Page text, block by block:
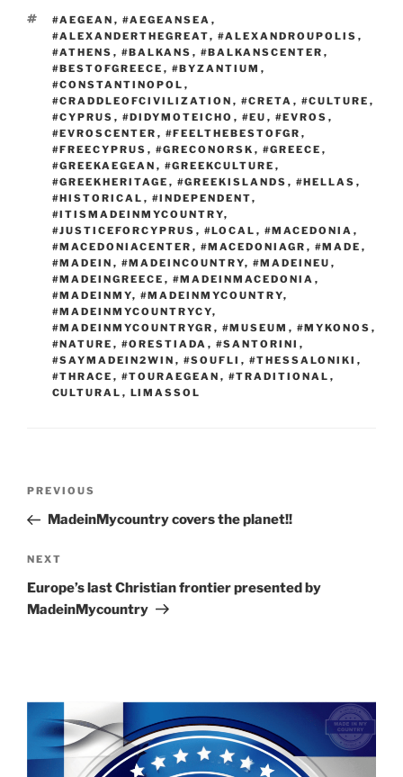
TAGS
#AEGEAN , #AEGEANSEA ,
#ALEXANDERTHEGREAT, #ALEXANDROUPOLIS ,
#ATHENS , #BALKANS , #BALKANSCENTER ,
#BESTOFGREECE , #BYZANTIUM ,
#CONSTANTINOPOL ,
#CRADDLEOFCIVILIZATION , #CRETA , #CULTURE ,
#CYPRUS , #DIDYMOTEICHO , #EU , #EVROS ,
#EVROSCENTER , #FEELTHEBESTOFGR ,
#FREECYPRUS , #GRECONORSK , #GREECE ,
#GREEKAEGEAN , #GREEKCULTURE ,
#GREEKHERITAGE , #GREEKISLANDS , #HELLAS ,
#HISTORICAL , #INDEPENDENT,
#ITISMADEINMYCOUNTRY,
#JUSTICEFORCYPRUS , #LOCAL , #MACEDONIA ,
#MACEDONIACENTER , #MACEDONIAGR , #MADE ,
#MADEIN , #MADEINCOUNTRY, #MADEINEU ,
#MADEINGREECE , #MADEINMACEDONIA ,
#MADEINMY, #MADEINMYCOUNTRY,
#MADEINMYCOUNTRYCY,
#MADEINMYCOUNTRYGR , #MUSEUM , #MYKONOS ,
#NATURE , #ORESTIADA , #SANTORINI ,
#SAYMADEIN2WIN , #SOUFLI , #THESSALONIKI ,
#THRACE , #TOURAEGEAN , #TRADITIONAL ,
CULTURAL , LIMASSOL
Previous
Post
PREVIOUS
MadeinMycountry covers the planet!!
Next
Post
NEXT
Europe’s last Christian frontier presented by
MadeinMycountry